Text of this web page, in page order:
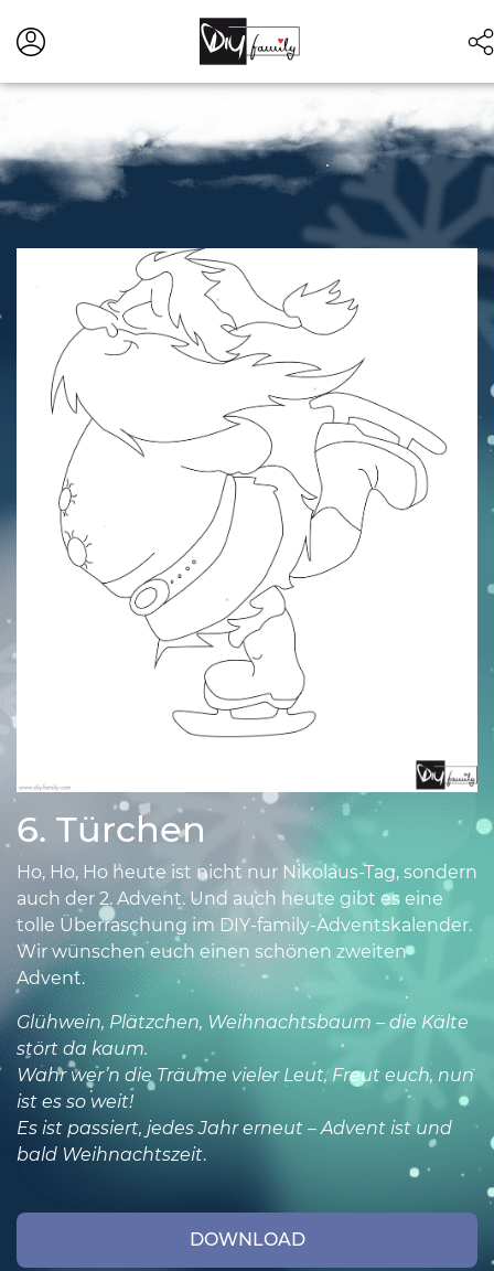
•
•
•
•
6. Türchen
Ho, Ho, Ho heute ist nicht nur Nikolaus-Tag, sondern
auch der 2. Advent. Und auch heute gibt es eine
tolle Überraschung im DIY-family-Adventskalender.
Wir wünschen euch einen schönen zweiten
Advent.
Glühwein, Plätzchen, Weihnachtsbaum – die Kälte
stört da kaum.
Wahr wer’n die Träume vieler Leut, Freut euch, nun
ist es so weit!
Es ist passiert, jedes Jahr erneut – Advent ist und
bald Weihnachtszeit.
DOWNLOAD